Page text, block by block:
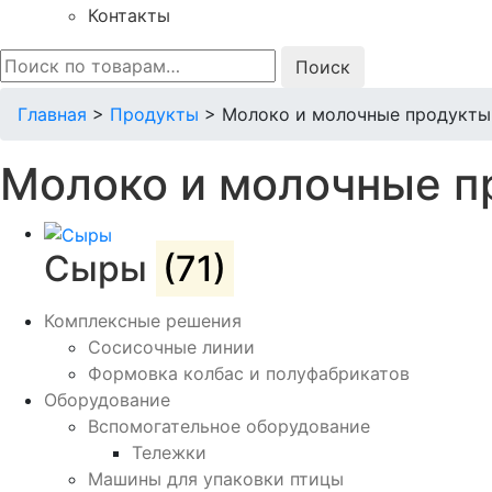
Контакты
Искать:
Главная > Продукты > Молоко и молочные продукты
Молоко и молочные
Сыры (71)
Комплексные решения
Сосисочные линии
Формовка колбас и полуфабрикатов
Оборудование
Вспомогательное оборудование
Тележки
Машины для упаковки птицы